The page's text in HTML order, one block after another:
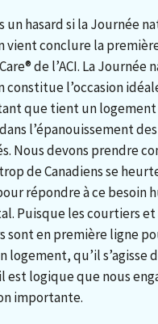
un hasard si la Journée
vient conclure la
Care® de l’ACI. La Journée
constitue l’occasion
que tient un
l’épanouissement
Nous devons prendre
de Canadiens se
répondre à ce besoin
Puisque les courtiers et
sont en première ligne
logement, qu’il s’agisse
est logique que nous
importante.